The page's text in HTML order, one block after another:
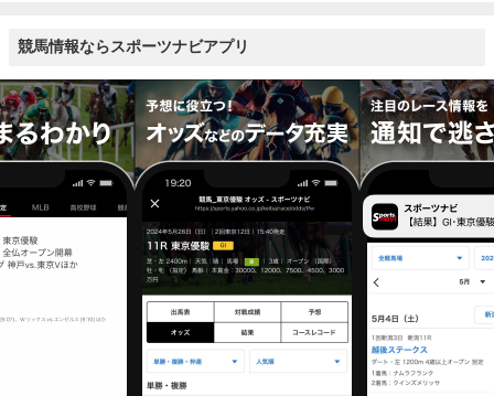
競馬情報ならスポーツナビアプリ